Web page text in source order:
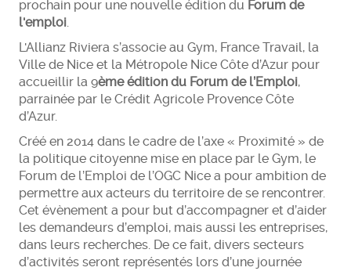
prochain pour une nouvelle édition du Forum de
l'emploi.
L'Allianz Riviera s’associe au Gym, France Travail, la
Ville de Nice et la Métropole Nice Côte d’Azur pour
accueillir la 9ème édition du Forum de l’Emploi,
parrainée par le Crédit Agricole Provence Côte
d’Azur.
Créé en 2014 dans le cadre de l’axe « Proximité » de
la politique citoyenne mise en place par le Gym, le
Forum de l’Emploi de l’OGC Nice a pour ambition de
permettre aux acteurs du territoire de se rencontrer.
Cet évènement a pour but d’accompagner et d’aider
les demandeurs d’emploi, mais aussi les entreprises,
dans leurs recherches. De ce fait, divers secteurs
d’activités seront représentés lors d’une journée